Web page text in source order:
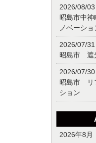
2026/08/03
昭島市中
ノベーショ
2026/07/31
昭島市 遮
2026/07/30
昭島市 リ
ション
2026年8月